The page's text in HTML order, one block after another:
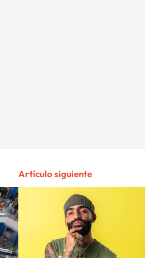
Artículo siguiente